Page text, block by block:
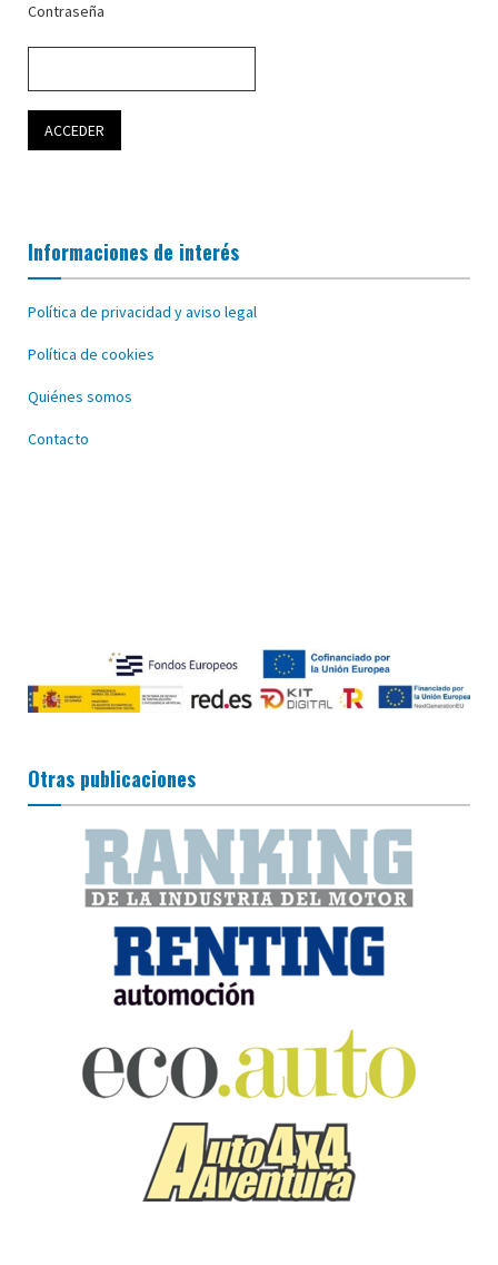
Contraseña
Informaciones de interés
Política de privacidad y aviso legal
Política de cookies
Quiénes somos
Contacto
Otras publicaciones